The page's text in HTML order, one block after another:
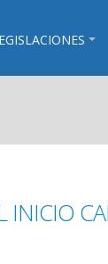
INICIO